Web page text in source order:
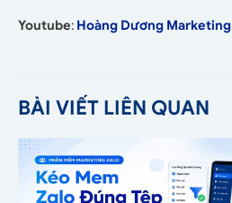
Youtube: Hoàng Dương Marketing
BÀI VIẾT LIÊN QUAN